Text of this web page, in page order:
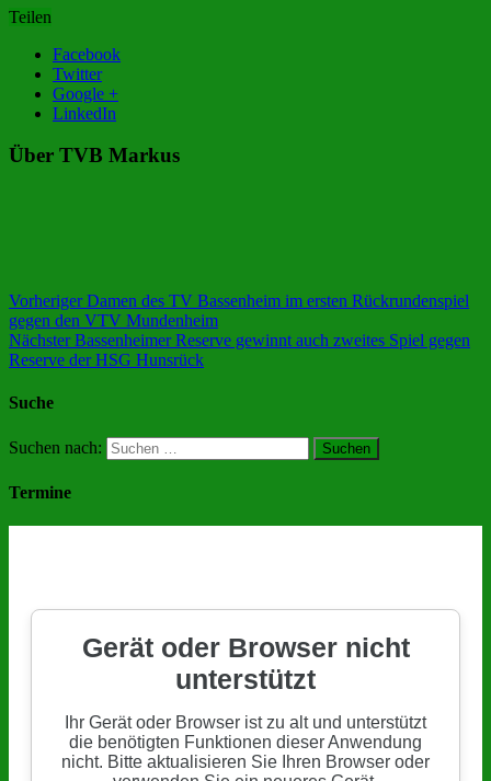
Teilen
Facebook
Twitter
Google +
LinkedIn
Über TVB Markus
VorherigerDamen des TV Bassenheim im ersten Rückrundenspiel
gegen den VTV Mundenheim
NächsterBassenheimer Reserve gewinnt auch zweites Spiel gegen
Reserve der HSG Hunsrück
Suche
Suchen nach:
Termine